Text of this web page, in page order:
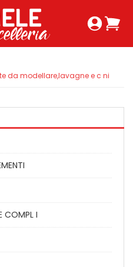
Login
da modellare,lavagne e c ni
COMPL I